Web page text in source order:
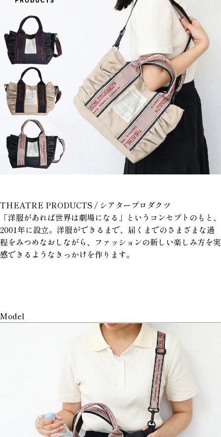
THEATRE PRODUCTS / シアタープロダクツ
「洋服があれば世界は劇場になる」というコンセプトのもと、
2001年に設立。洋服ができるまで、届くまでのさまざまな過
程をみつめなおしながら、ファッションの新しい楽しみ方を実
感できるようなきっかけを作ります。
Model